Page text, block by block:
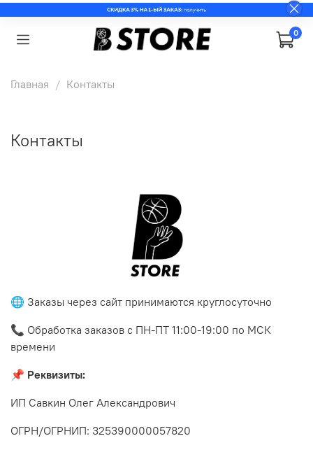
0
Главная Контакты
Контакты
🌐 Заказы через сайт принимаются круглосуточно
📞 Обработка заказов с ПН-ПТ 11:00-19:00 по МСК
времени
📌 Реквизиты:
ИП Савкин Олег Александрович
ОГРН/ОГРНИП: 325390000057820